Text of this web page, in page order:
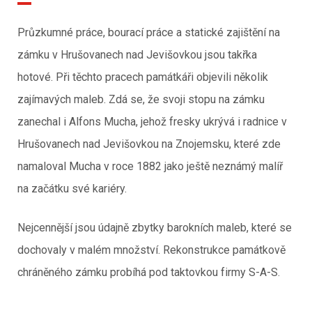
Průzkumné práce, bourací práce a statické zajištění na
zámku v Hrušovanech nad Jevišovkou jsou takřka
hotové. Při těchto pracech památkáři objevili několik
zajímavých maleb. Zdá se, že svoji stopu na zámku
zanechal i Alfons Mucha, jehož fresky ukrývá i radnice v
Hrušovanech nad Jevišovkou na Znojemsku, které zde
namaloval Mucha v roce 1882 jako ještě neznámý malíř
na začátku své kariéry.
Nejcennější jsou údajně zbytky barokních maleb, které se
dochovaly v malém množství. Rekonstrukce památkově
chráněného zámku probíhá pod taktovkou firmy S-A-S.